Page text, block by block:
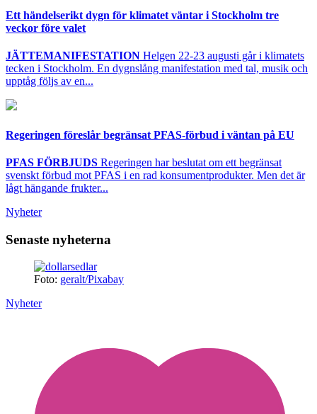
Ett händelserikt dygn för klimatet väntar i Stockholm tre
veckor före valet
JÄTTEMANIFESTATION Helgen 22-23 augusti går i klimatets
tecken i Stockholm. En dygnslång manifestation med tal, musik och
upptåg följs av en...
Regeringen föreslår begränsat PFAS-förbud i väntan på EU
PFAS FÖRBJUDS Regeringen har beslutat om ett begränsat
svenskt förbud mot PFAS i en rad konsumentprodukter. Men det är
lågt hängande frukter...
Nyheter
Senaste nyheterna
Foto: geralt/Pixabay
Nyheter